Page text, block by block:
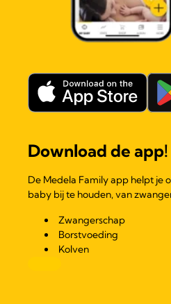
Download de app!
De Medela Family app helpt je
baby bij te houden, van
Zwangerschap
Borstvoeding
Kolven